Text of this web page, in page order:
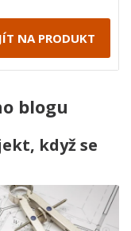
NA PRODUKT
blogu
když se